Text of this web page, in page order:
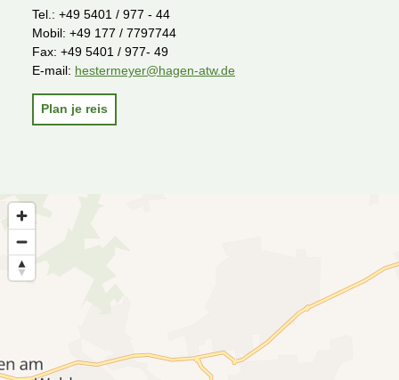
Tel.: +49 5401 / 977 - 44
Mobil: +49 177 / 7797744
Fax: +49 5401 / 977- 49
E-mail: hestermeyer@hagen-atw.de
Plan je reis